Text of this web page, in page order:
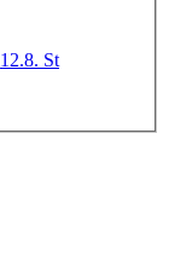
12.8. St